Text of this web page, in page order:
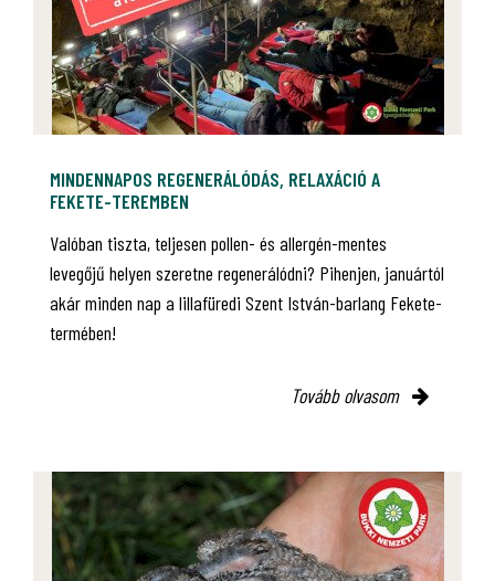
MINDENNAPOS REGENERÁLÓDÁS, RELAXÁCIÓ A
FEKETE-TEREMBEN
Valóban tiszta, teljesen pollen- és allergén-mentes
levegőjű helyen szeretne regenerálódni? Pihenjen, januártól
akár minden nap a lillafüredi Szent István-barlang Fekete-
termében!
Tovább olvasom